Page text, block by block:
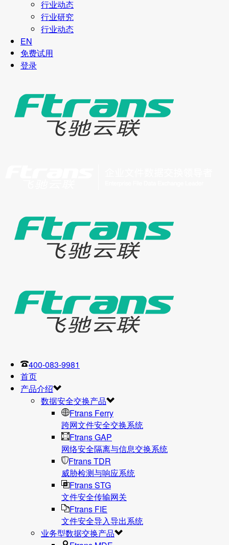
行业动态
行业研究
行业动态
EN
免费试用
登录
400-083-9981
首页
产品介绍
数据安全交换产品
Ftrans Ferry
跨网文件安全交换系统
Ftrans GAP
网络安全隔离与信息交换系统
Ftrans TDR
威胁检测与响应系统
Ftrans STG
文件安全传输网关
Ftrans FIE
文件安全导入导出系统
业务型数据交换产品